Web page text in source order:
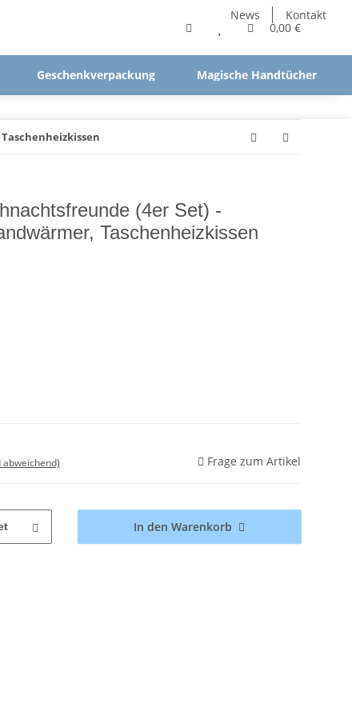
News
Kontakt
0,00 €
Geschenkverpackung Magische Handtücher
(4er Set) -
Taschenheizkissen
abweichend) Frage zum Artikel
In den Warenkorb